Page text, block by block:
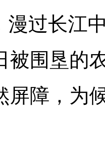
漫过长江
被围垦的
屏障，为